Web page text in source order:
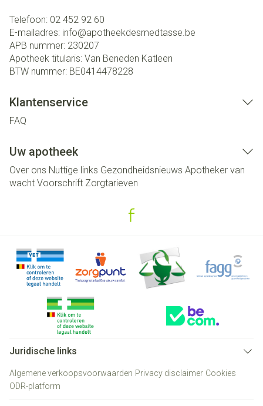
Telefoon: 02 452 92 60
E-mailadres: info@apotheekdesmedtasse.be
APB nummer: 230207
Apotheek titularis: Van Beneden Katleen
BTW nummer: BE0414478228
Klantenservice
FAQ
Uw apotheek
Over ons Nuttige links Gezondheidsnieuws Apotheker van
wacht Voorschrift Zorgtarieven
Juridische links
Algemene verkoopsvoorwaarden Privacy disclaimer Cookies
ODR-platform